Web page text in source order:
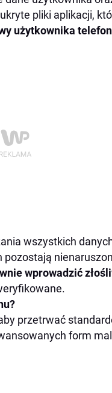
pliki aplikacji,
użytkownika
wszystkich
wprowadzić
przetrwać
form